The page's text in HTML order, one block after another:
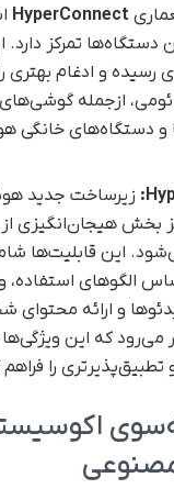
HyperConnect
تمرکز دارد.
و ادغام بهتری
از‌جمله
و دستگاه‌های خانگی
زیرساخت جدید
این قابلیت‌ها
الگوهای
و ارائه
می‌رود که این ویژگی‌ها
را فراهم